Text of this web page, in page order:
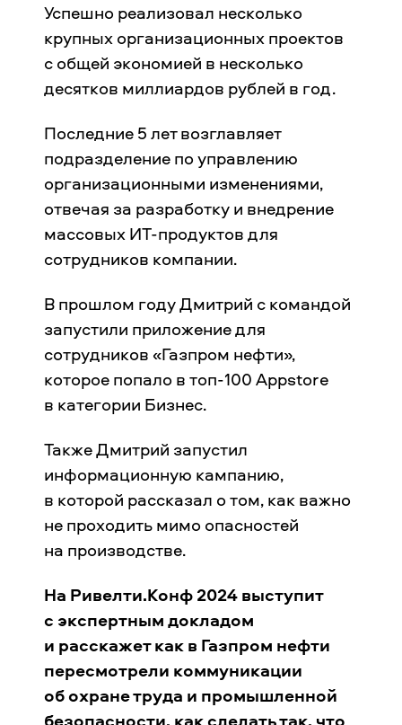
Успешно реализовал несколько
крупных организационных проектов
с общей экономией в несколько
десятков миллиардов рублей в год.
Последние 5 лет возглавляет
подразделение по управлению
организационными изменениями,
отвечая за разработку и внедрение
массовых ИТ-продуктов для
сотрудников компании.
В прошлом году Дмитрий с командой
запустили приложение для
сотрудников «Газпром нефти»,
которое попало в топ-100 Appstore
в категории Бизнес.
Также Дмитрий запустил
информационную кампанию,
в которой рассказал о том, как важно
не проходить мимо опасностей
на производстве.
На Ривелти.Конф 2024 выступит
с экспертным докладом
и расскажет как в Газпром нефти
пересмотрели коммуникации
об охране труда и промышленной